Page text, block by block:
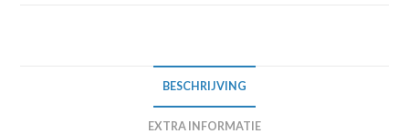
BESCHRIJVING
EXTRA INFORMATIE